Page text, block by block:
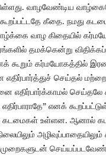
வாழவேண்டிய
கீதை. நமது
வாழ கிதையில்
தமக்கென்று
கூறும் கர்மயோகத்தில்
செய்தல்
எதிர்பார்க்காமல் செய்தலே
எனக்
கடமைகள் உள்ளன. ஆனால்